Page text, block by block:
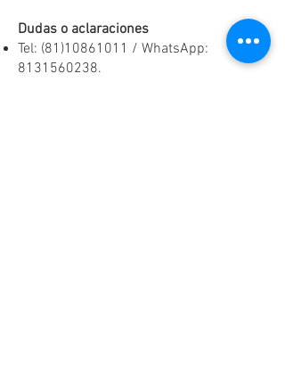
Dudas o aclaraciones
Tel: (81)10861011 / WhatsApp:
8131560238.